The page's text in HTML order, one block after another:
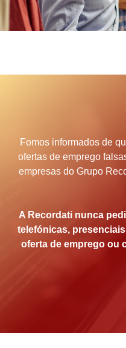
Fomos informados de
ofertas de emprego
empresas do Grupo
A Recordati nunca
telefónicas,
oferta de emprego ou